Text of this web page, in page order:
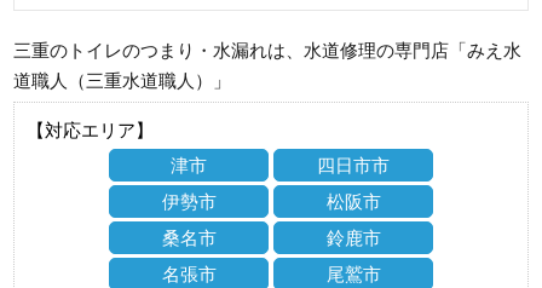
三重のトイレのつまり・水漏れは、水道修理の専門店「みえ水
道職人（三重水道職人）」
【対応エリア】
津市
四日市市
伊勢市
松阪市
桑名市
鈴鹿市
名張市
尾鷲市